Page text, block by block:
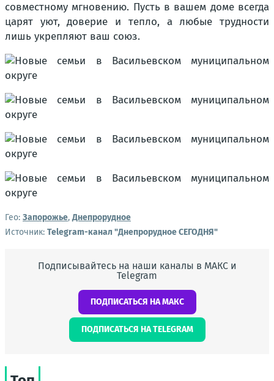
совместному мгновению. Пусть в вашем доме всегда
царят уют, доверие и тепло, а любые трудности
лишь укрепляют ваш союз.
Гео: Запорожье,Днепрорудное
Источник: Telegram-канал "Днепрорудное СЕГОДНЯ"
Подписывайтесь на наши каналы в МАКС и
Telegram
ПОДПИСАТЬСЯ НА МАКС
ПОДПИСАТЬСЯ НА TELEGRAM